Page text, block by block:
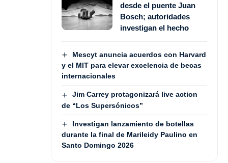
desde el puente Juan
Bosch; autoridades
investigan el hecho
Mescyt anuncia acuerdos con Harvard
y el MIT para elevar excelencia de becas
internacionales
Jim Carrey protagonizará live action
de “Los Supersónicos”
Investigan lanzamiento de botellas
durante la final de Marileidy Paulino en
Santo Domingo 2026